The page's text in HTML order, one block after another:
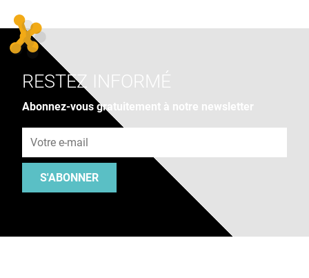
RESTEZ INFORMÉ
Abonnez-vous gratuitement à notre newsletter
S'ABONNER